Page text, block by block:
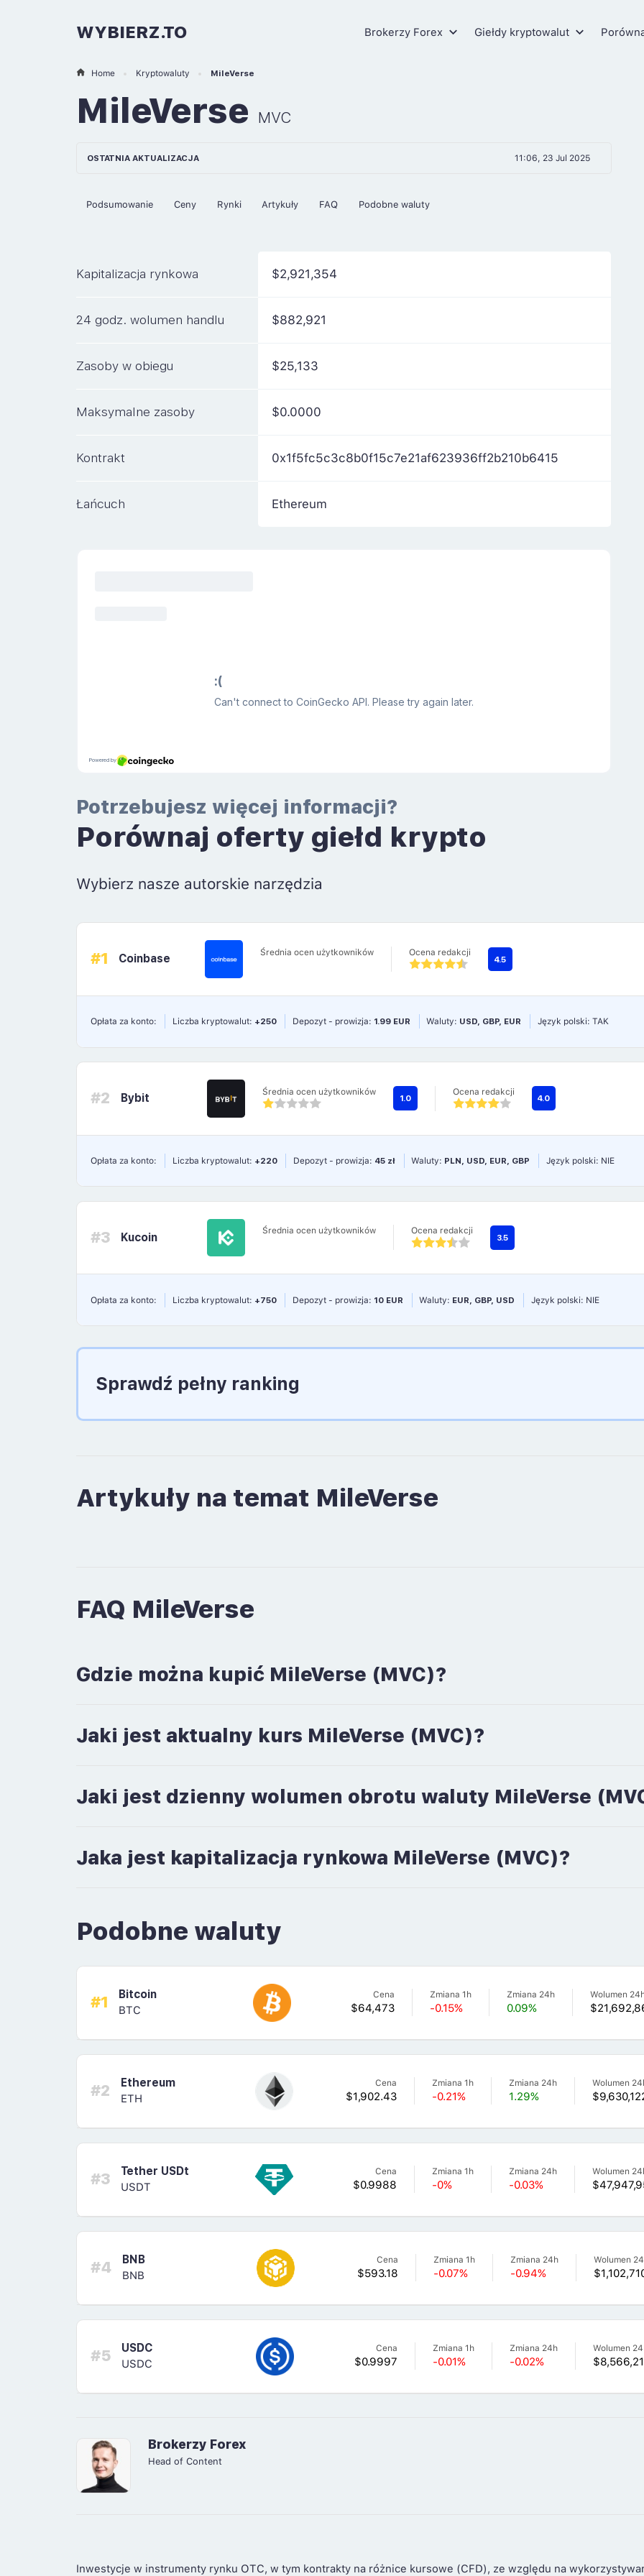
WYBIERZ.TO Brokerzy Forex Giełdy kryptowalut
Home Kryptowaluty MileVerse
MileVerse MVC
OSTATNIA AKTUALIZACJA 11:06, 23 Jul 2025
Podsumowanie Ceny Rynki Artykuły FAQ Podobne waluty
Kapitalizacja rynkowa $2,921,354
24 godz. wolumen handlu $882,921
Zasoby w obiegu $25,133
Maksymalne zasoby $0.0000
Kontrakt 0x1f5fc5c3c8b0f15c7e21af623936ff2b210b6415
Łańcuch Ethereum
Potrzebujesz więcej informacji?
Porównaj oferty giełd krypto
Wybierz nasze autorskie narzędzia
#1 Coinbase Średnia ocen użytkowników Ocena redakcji
4.5
Opłata za konto: Liczba kryptowalut: +250 Depozyt - prowizja: 1.99 EUR Waluty: USD, GBP, EUR Język polski: TAK
#2 Bybit Średnia ocen użytkowników
1.0
Ocena redakcji
4.0
Opłata za konto: Liczba kryptowalut: +220 Depozyt - prowizja: 45 zł Waluty: PLN, USD, EUR, GBP Język polski: NIE
#3 Kucoin Średnia ocen użytkowników Ocena redakcji
3.5
Opłata za konto: Liczba kryptowalut: +750 Depozyt - prowizja: 10 EUR Waluty: EUR, GBP, USD Język polski: NIE
Sprawdź pełny ranking
Artykuły na temat MileVerse
FAQ MileVerse
Gdzie można kupić MileVerse (MVC)?
Jaki jest aktualny kurs MileVerse (MVC)?
Jaki jest dzienny wolumen obrotu waluty MileVerse
Jaka jest kapitalizacja rynkowa MileVerse (MVC)?
Podobne waluty
#1
Bitcoin
BTC
Cena
$64,473
Zmiana 1h
-0.15%
Zmiana 24h
0.09%
Wolumen
#2
Ethereum
ETH
Cena
$1,902.43
Zmiana 1h
-0.21%
Zmiana 24h
1.29%
Wolumen
#3
Tether USDt
USDT
Cena
$0.9988
Zmiana 1h
-0%
Zmiana 24h
-0.03%
Wolumen
#4
BNB
BNB
Cena
$593.18
Zmiana 1h
-0.07%
Zmiana 24h
-0.94%
Wolumen
#5
USDC
USDC
Cena
$0.9997
Zmiana 1h
-0.01%
Zmiana 24h
-0.02%
Wolumen
Brokerzy Forex
Head of Content
Inwestycje w instrumenty rynku OTC, w tym kontrakty na różnice kursowe (CFD), ze względu na